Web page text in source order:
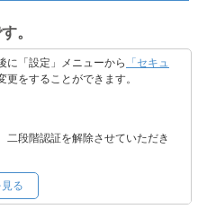
。
に「設定」メニューから 「セキュ
をすることができます。
二段階認証を解除させていただき
る